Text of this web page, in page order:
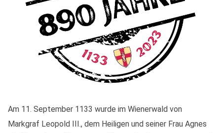
Am 11. September 1133 wurde im Wienerwald von
Markgraf Leopold III., dem Heiligen und seiner Frau Agnes